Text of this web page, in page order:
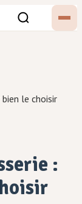
le choisir
: